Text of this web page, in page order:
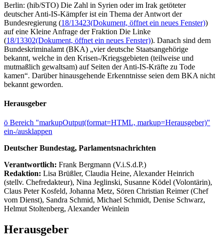
Berlin: (hib/STO) Die Zahl in Syrien oder im Irak getöteter
deutscher Anti-IS-Kämpfer ist ein Thema der Antwort der
Bundesregierung (18/13423(Dokument, öffnet ein neues Fenster))
auf eine Kleine Anfrage der Fraktion Die Linke
(18/13302(Dokument, öffnet ein neues Fenster)). Danach sind dem
Bundeskriminalamt (BKA) „vier deutsche Staatsangehörige
bekannt, welche in den Krisen-/Kriegsgebieten (teilweise und
mutmaßlich gewaltsam) auf Seiten der Anti-IS-Kräfte zu Tode
kamen“. Darüber hinausgehende Erkenntnisse seien dem BKA nicht
bekannt geworden.
Herausgeber
ö Bereich "markupOutput(format=HTML, markup=Herausgeber)"
ein-/ausklappen
Deutscher Bundestag, Parlamentsnachrichten
Verantwortlich: Frank Bergmann (V.i.S.d.P.)
Redaktion: Lisa Brüßler, Claudia Heine, Alexander Heinrich
(stellv. Chefredakteur), Nina Jeglinski, Susanne Ködel (Volontärin),
Claus Peter Kosfeld, Johanna Metz, Sören Christian Reimer (Chef
vom Dienst), Sandra Schmid, Michael Schmidt, Denise Schwarz,
Helmut Stoltenberg, Alexander Weinlein
Herausgeber